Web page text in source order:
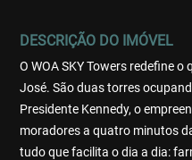
DESCRIÇÃO DO IMÓVEL
O WOA SKY Towers redefine
José. São duas torres
Presidente Kennedy, o
moradores a quatro minutos
tudo que facilita o dia a dia: